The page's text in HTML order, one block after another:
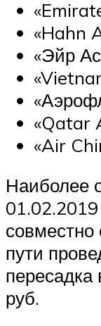
«Hahn
«Эйр
«Qatar
«Air
Наиболее
пути
руб.